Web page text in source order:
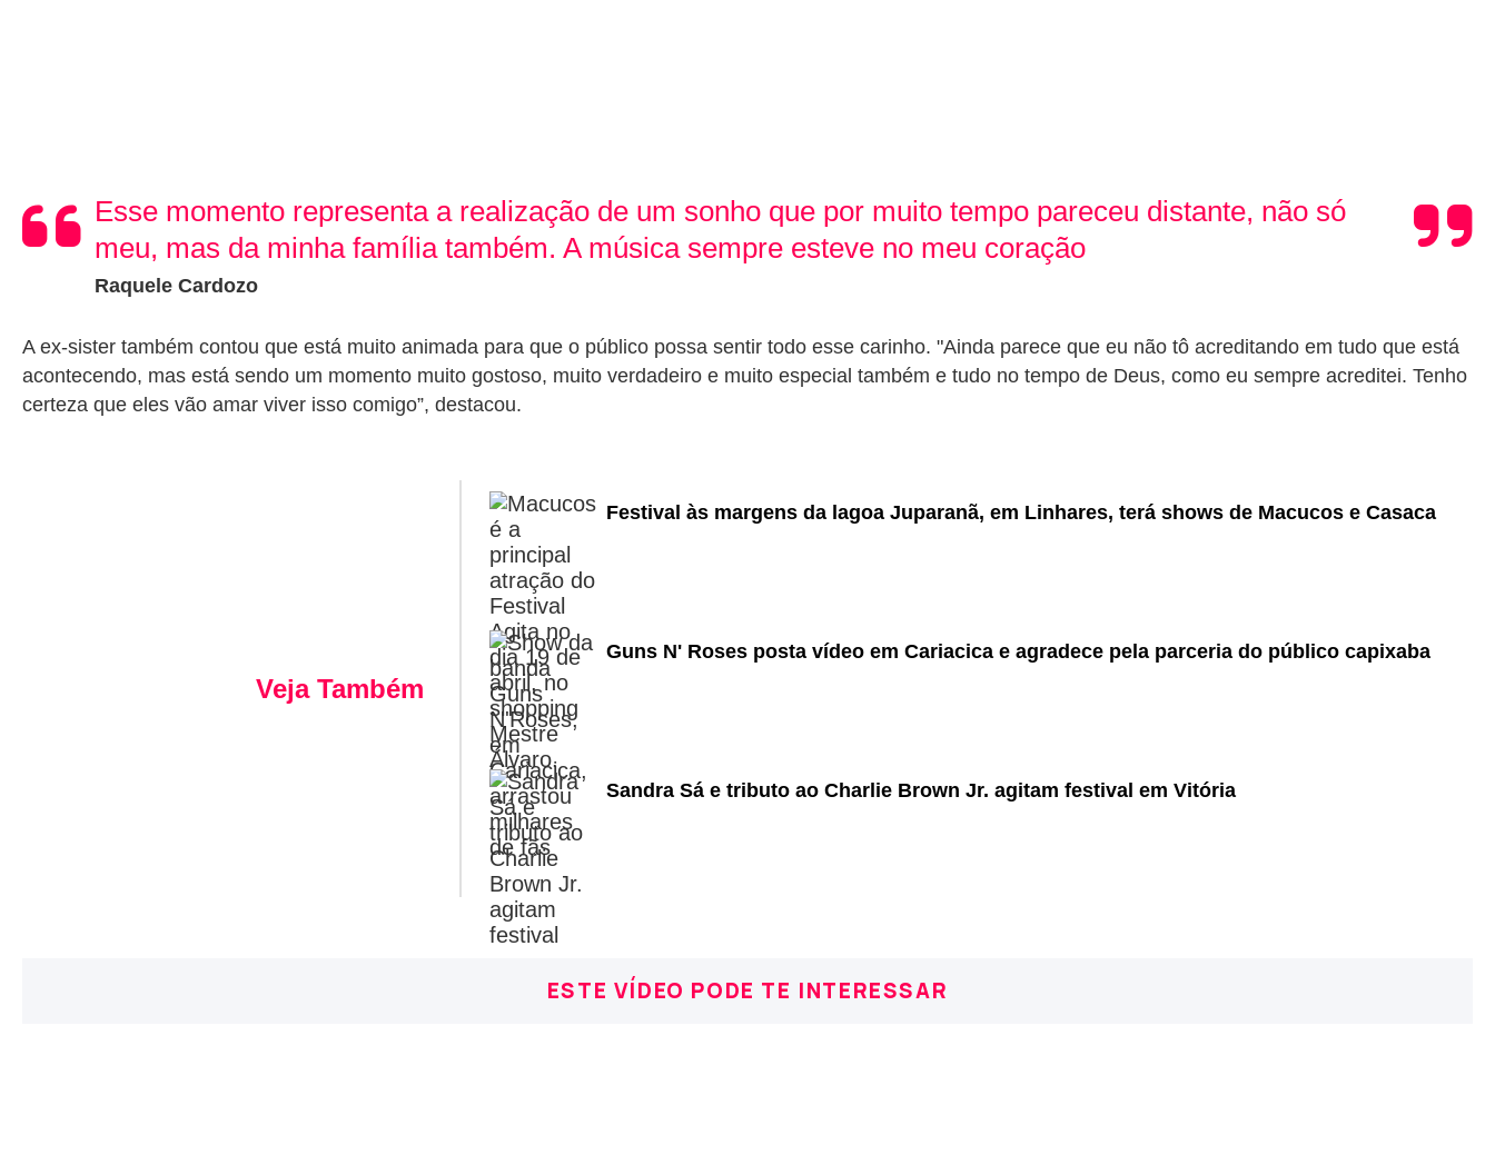
Esse momento representa a realização de um sonho que por muito tempo pareceu distante, não só
meu, mas da minha família também. A música sempre esteve no meu coração
Raquele Cardozo
A ex-sister também contou que está muito animada para que o público possa sentir todo esse carinho. "Ainda parece que eu não tô acreditando em tudo que está
acontecendo, mas está sendo um momento muito gostoso, muito verdadeiro e muito especial também e tudo no tempo de Deus, como eu sempre acreditei. Tenho
certeza que eles vão amar viver isso comigo”, destacou.
Veja Também
Festival às margens da lagoa Juparanã, em Linhares, terá shows de Macucos e Casaca
Guns N' Roses posta vídeo em Cariacica e agradece pela parceria do público capixaba
Sandra Sá e tributo ao Charlie Brown Jr. agitam festival em Vitória
ESTE VÍDEO PODE TE INTERESSAR